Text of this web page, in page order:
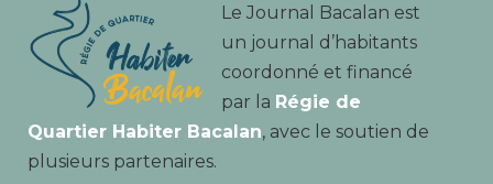
Le Journal Bacalan est
un journal d’habitants
coordonné et financé
par la Régie de
Quartier Habiter Bacalan, avec le soutien de
plusieurs partenaires.